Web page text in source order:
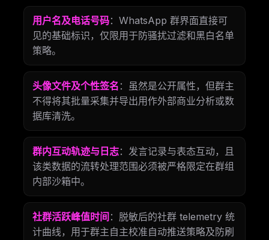
用户名及电话号码：WhatsApp 群界面直接可
见的基础标识，仅限用于防骚扰过滤和黑白名单
策略。
头像文件及个性签名 ：虽然是公开属性，但群主
不得将其批量采集并导出用作外部商业分析或数
据库清洗。
群内互动轨迹与日志：发言记录与表态互动，且
该类数据的流转处理范围必须被严格限定在群组
内部沙箱中。
社群活跃峰值时间 ：脱敏后的社群 telemetry 统
计曲线，用于群主自主校准自动推送策略及防刷